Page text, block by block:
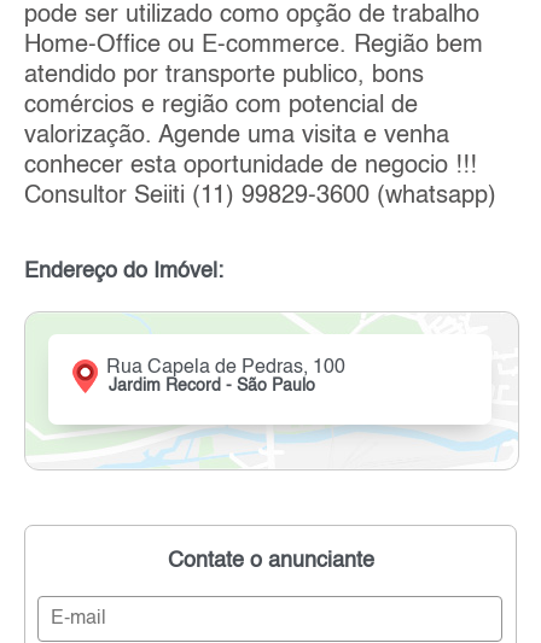
pode ser utilizado como opção de trabalho
Home-Office ou E-commerce. Região bem
atendido por transporte publico, bons
comércios e região com potencial de
valorização. Agende uma visita e venha
conhecer esta oportunidade de negocio !!!
Consultor Seiiti (11) 99829-3600 (whatsapp)
Endereço do Imóvel:
Rua Capela de Pedras, 100
Jardim Record - São Paulo
Contate o anunciante